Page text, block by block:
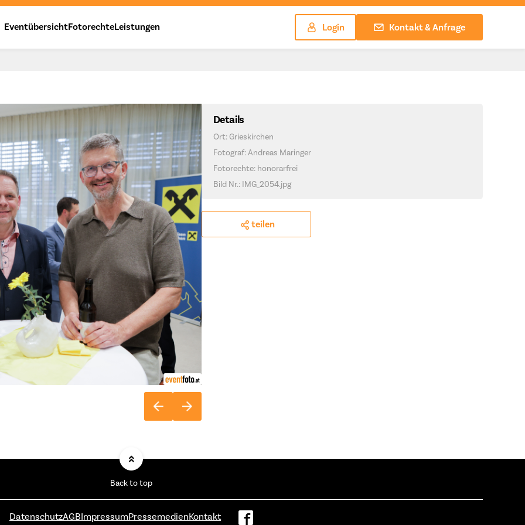
EventübersichtFotorechteLeistungen Login Kontakt & Anfrage
Details
Ort: Grieskirchen
Fotograf: Andreas Maringer
Fotorechte: honorarfrei
Bild Nr.: IMG_2054.jpg
teilen
Back to top
DatenschutzAGBImpressumPressemedienKontakt